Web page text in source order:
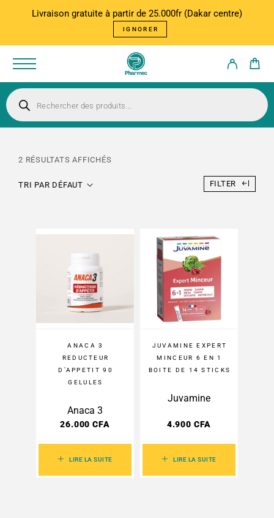
Livraison gratuite à partir de 25.000fr (Dakar centre)
IGNORER
2 RÉSULTATS AFFICHÉS
TRI PAR DÉFAUT FILTER
LIRE LA SUITE
ANACA 3
REDUCTEUR
D’APPETIT 90
GELULES
Anaca 3
26.000CFA
LIRE LA SUITE
JUVAMINE EXPERT
MINCEUR 6 EN 1
BOITE DE 14 STICKS
Juvamine
4.900 CFA